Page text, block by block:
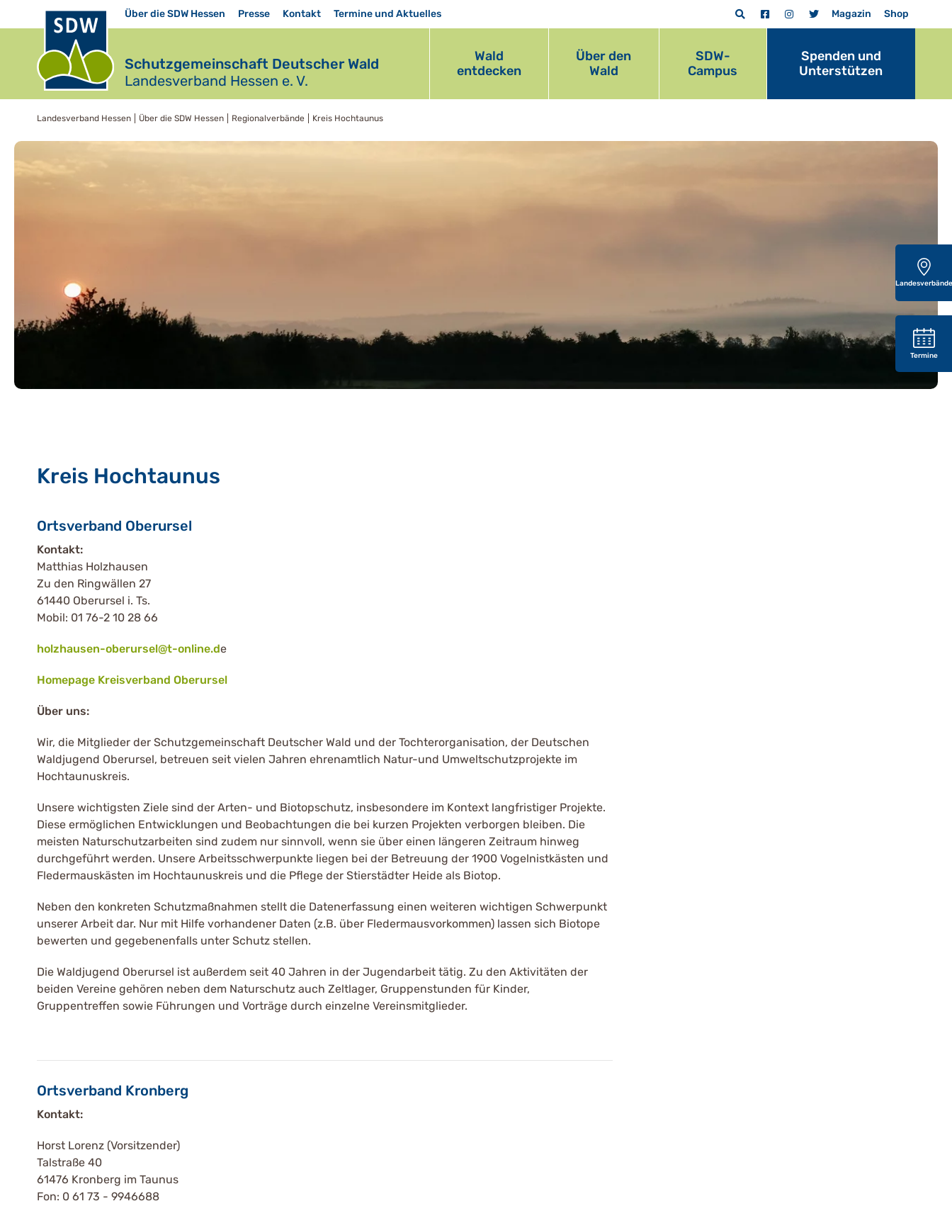
Über die SDW Hessen Presse Kontakt Termine und Aktuelles Magazin Shop
Schutzgemeinschaft Deutscher Wald
Landesverband Hessen e. V.
Wald
entdecken
Über den
Wald
SDW-
Campus
Spenden und
Unterstützen
Landesverband Hessen Über die SDW Hessen Regionalverbände Kreis Hochtaunus
Kreis Hochtaunus
Ortsverband Oberursel
Kontakt:
Matthias Holzhausen
Zu den Ringwällen 27
61440 Oberursel i. Ts.
Mobil: 01 76-2 10 28 66
holzhausen-oberursel@t-online.de
Homepage Kreisverband Oberursel
Über uns:
Wir, die Mitglieder der Schutzgemeinschaft Deutscher Wald und der Tochterorganisation, der Deutschen
Waldjugend Oberursel, betreuen seit vielen Jahren ehrenamtlich Natur-und Umweltschutzprojekte im
Hochtaunuskreis.
Unsere wichtigsten Ziele sind der Arten- und Biotopschutz, insbesondere im Kontext langfristiger Projekte.
Diese ermöglichen Entwicklungen und Beobachtungen die bei kurzen Projekten verborgen bleiben. Die
meisten Naturschutzarbeiten sind zudem nur sinnvoll, wenn sie über einen längeren Zeitraum hinweg
durchgeführt werden. Unsere Arbeitsschwerpunkte liegen bei der Betreuung der 1900 Vogelnistkästen und
Fledermauskästen im Hochtaunuskreis und die Pflege der Stierstädter Heide als Biotop.
Neben den konkreten Schutzmaßnahmen stellt die Datenerfassung einen weiteren wichtigen Schwerpunkt
unserer Arbeit dar. Nur mit Hilfe vorhandener Daten (z.B. über Fledermausvorkommen) lassen sich Biotope
bewerten und gegebenenfalls unter Schutz stellen.
Die Waldjugend Oberursel ist außerdem seit 40 Jahren in der Jugendarbeit tätig. Zu den Aktivitäten der
beiden Vereine gehören neben dem Naturschutz auch Zeltlager, Gruppenstunden für Kinder,
Gruppentreffen sowie Führungen und Vorträge durch einzelne Vereinsmitglieder.
Ortsverband Kronberg
Kontakt:
Horst Lorenz (Vorsitzender)
Talstraße 40
61476 Kronberg im Taunus
Fon: 0 61 73 - 9946688
Landesverbände
Termine